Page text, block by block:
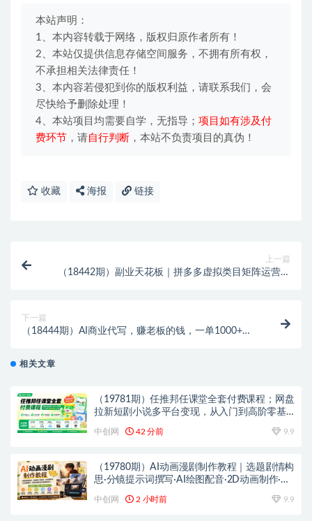
本站声明：
1、本内容转载于网络，版权归原作者所有！
2、本站仅提供信息存储空间服务，不拥有所有权，
不承担相关法律责任！
3、本内容若侵犯到你的版权利益，请联系我们，会
尽快给予删除处理！
4、本站项目均需要自学，无指导； 项目如有涉及付
费环节 ，请自行判断 ，本站不负责项目的真伪！
收藏 海报 链接
上一篇
（18442期）副业天花板｜拼多多虚拟类目矩阵运营全
下一篇
（18444期）AI商业代写，赚老板的钱，一单1000+，
相关文章
（19781期）任推邦任课堂全套付费课程；网盘
拉新短剧小说多平台变现，从入门到高阶零基
中创网 42 分前 9.9
（19780期）AI动画漫剧制作教程｜选题剧情构
思·分镜提示词撰写·AI绘图配音·2D动画制作·剪
中创网 2 小时前 9.9